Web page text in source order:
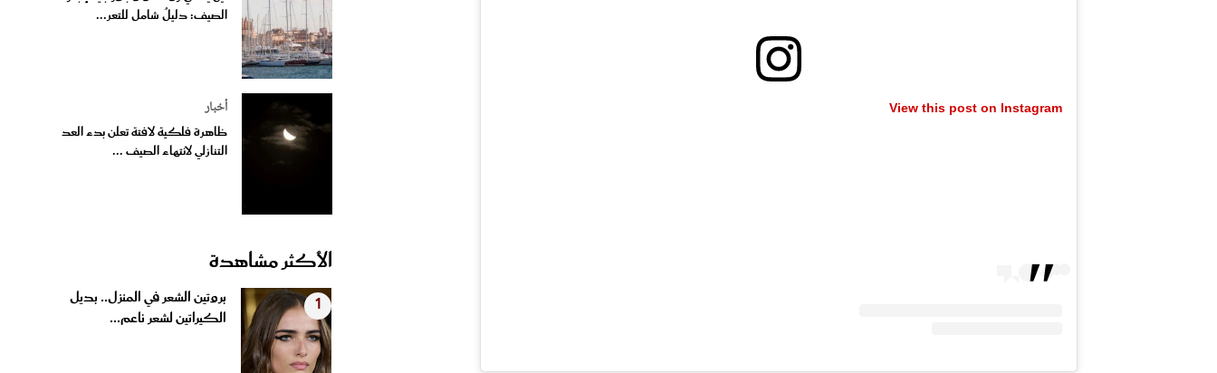
View this post on Instagram
الصيف: دليلٌ شامل للتعر...
أخبار
ظاهرة فلكية لافتة تعلن بدء العد
التنازلي لانتهاء الصيف ...
الأكثر مشاهدة
1
بروتين الشعر في المنزل.. بديل
الكيراتين لشعر ناعم...